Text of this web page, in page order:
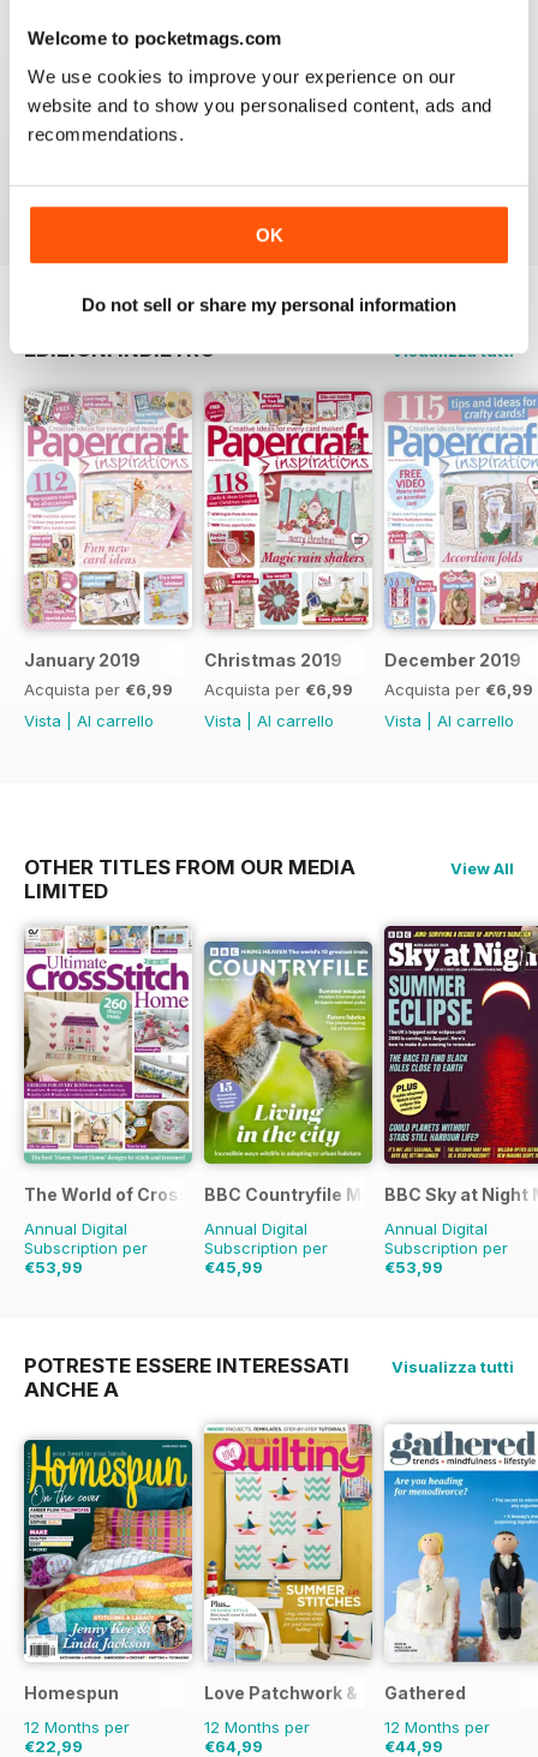
Welcome to pocketmags.com
We use cookies to improve your experience on our
website and to show you personalised content, ads and
recommendations.
OK
Do not sell or share my personal information
tunnel cards or even origami. You can also enjoy seasonal
birthdays, Christmas, weddings, anniversaries, new homes
or new babies!
inspirational ideas from your favourite crafters and
subscribe to
EDIZIONI INDIETRO Visualizza tutti
January 2019
Acquista per €6,99
Vista
Al carrello
Christmas 2019
Acquista per €6,99
Vista
Al carrello
December 2019
Acquista per €6,99
Vista
Al carrello
OTHER TITLES FROM OUR MEDIA
LIMITED
View All
The World of Cross Stitching
Annual Digital
Subscription per
€53,99
BBC Countryfile Magazine
Annual Digital
Subscription per
€45,99
BBC Sky at Night
Annual Digital
Subscription per
€53,99
POTRESTE ESSERE INTERESSATI
ANCHE A
Visualizza tutti
Homespun
12 Months per
€22,99
Love Patchwork & Quilting
12 Months per
€64,99
Gathered
12 Months per
€44,99